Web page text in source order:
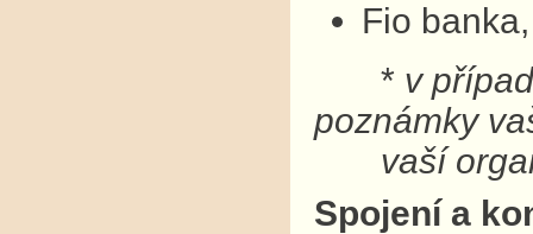
Fio
* v
poznámky
vaší
Spojení a